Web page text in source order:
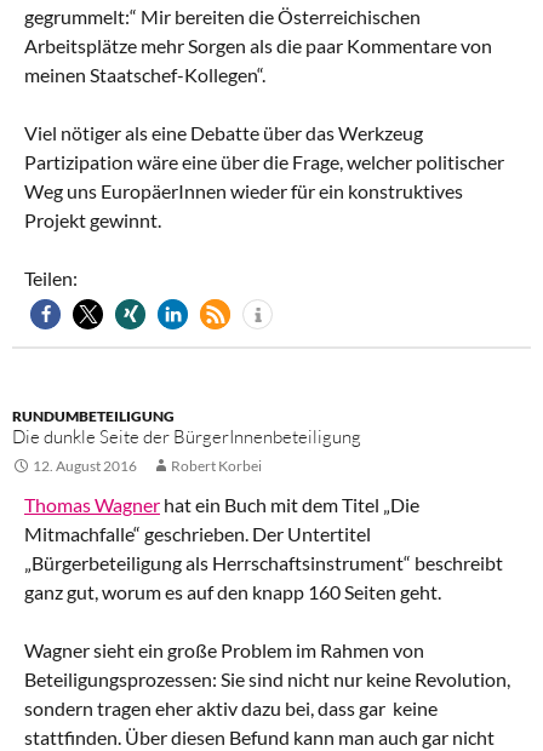
gegrummelt:“ Mir bereiten die Österreichischen
Arbeitsplätze mehr Sorgen als die paar Kommentare von
meinen Staatschef-Kollegen“.
Viel nötiger als eine Debatte über das Werkzeug
Partizipation wäre eine über die Frage, welcher politischer
Weg uns EuropäerInnen wieder für ein konstruktives
Projekt gewinnt.
Teilen:
RUNDUMBETEILIGUNG
Die dunkle Seite der BürgerInnenbeteiligung
12. August 2016 Robert Korbei
Thomas Wagner hat ein Buch mit dem Titel „Die
Mitmachfalle“ geschrieben. Der Untertitel
„Bürgerbeteiligung als Herrschaftsinstrument“ beschreibt
ganz gut, worum es auf den knapp 160 Seiten geht.
Wagner sieht ein große Problem im Rahmen von
Beteiligungsprozessen: Sie sind nicht nur keine Revolution,
sondern tragen eher aktiv dazu bei, dass gar keine
stattfinden. Über diesen Befund kann man auch gar nicht